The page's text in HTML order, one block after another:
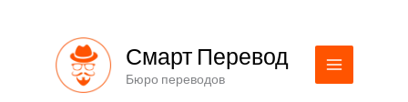
содержимому
Смарт Перевод
Бюро переводов